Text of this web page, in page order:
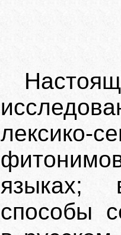
языках;
способы